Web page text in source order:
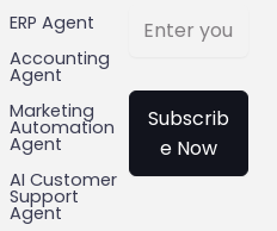
ERP Agent
Accounting
Agent
Marketing
Automation
Agent
AI Customer
Support
Agent
Subscrib
e Now